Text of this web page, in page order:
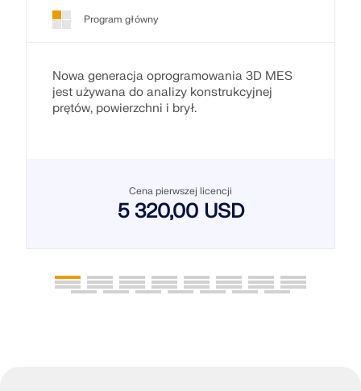
Program główny
Nowa generacja oprogramowania 3D MES
jest używana do analizy konstrukcyjnej
prętów, powierzchni i brył.
Cena pierwszej licencji
5 320,00 USD